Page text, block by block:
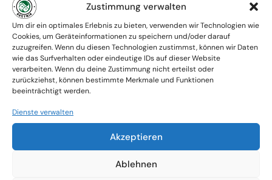
Zustimmung verwalten
Um dir ein optimales Erlebnis zu bieten, verwenden wir Technologien wie
Cookies, um Geräteinformationen zu speichern und/oder darauf
zuzugreifen. Wenn du diesen Technologien zustimmst, können wir Daten
wie das Surfverhalten oder eindeutige IDs auf dieser Website
verarbeiten. Wenn du deine Zustimmung nicht erteilst oder
zurückziehst, können bestimmte Merkmale und Funktionen
beeinträchtigt werden.
Dienste verwalten
Akzeptieren
Ablehnen
Absolute Diskretion & keine
Zusammenarbeit mit Ämtern ohne
Einverständnis